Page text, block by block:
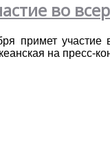
во
примет
на пресс-